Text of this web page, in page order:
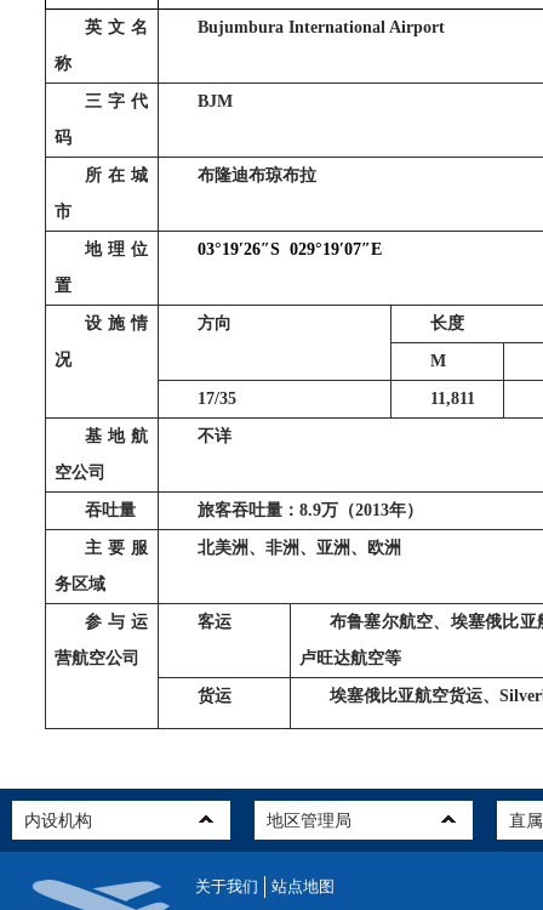
英文名
称
Bujumbura International Airport
三字代
码
BJM
所在城
市
布隆迪布琼布拉
地理位
置
03°19′26″S 029°19′07″E
设施情
况
方向 长度
M
17/35 11,811
基地航
空公司
不详
吞吐量 旅客吞吐量： 8.9万（2013年）
主要服
务区域
北美洲、非洲、亚洲、欧洲
参与运
营航空公司
客运
布鲁塞尔航空、埃塞俄比亚
卢旺达航空等
货运 埃塞俄比亚航空货运、
关于我们 站点地图